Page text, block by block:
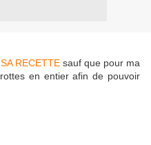
SA RECETTEsauf que pour ma
en entier afin de pouvoir